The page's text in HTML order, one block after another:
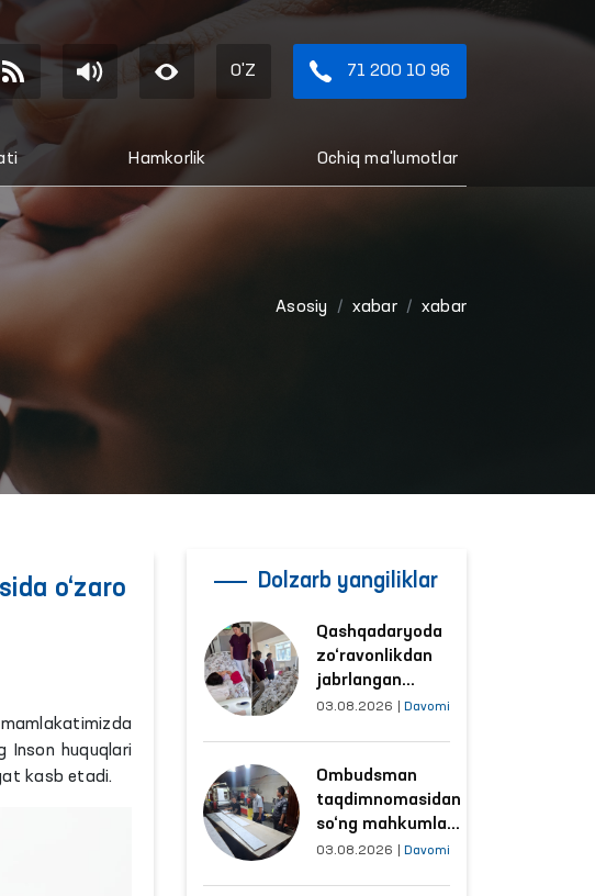
O'Z 71 200 10 96
Hamkorlik Ochiq ma'lumotlar
Asosiy xabar xabar
o‘zaro
Inson huquqlari
kasb etadi.
Dolzarb yangiliklar
Qashqadaryoda
zo‘ravonlikdan
jabrlangan
ayolning holati
o‘rganildi
03.08.2026 Davomi
Ombudsman
taqdimnomasidan
so‘ng mahkumlar
mehnat
03.08.2026 Davomi